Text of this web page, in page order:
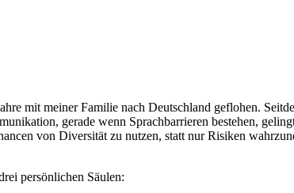
mit meiner Familie nach Deutschland geflohen.
gerade wenn Sprachbarrieren bestehen,
von Diversität zu nutzen, statt nur Risiken
persönlichen Säulen: